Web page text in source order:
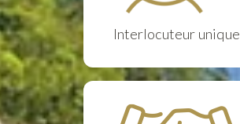
Interlocuteur unique